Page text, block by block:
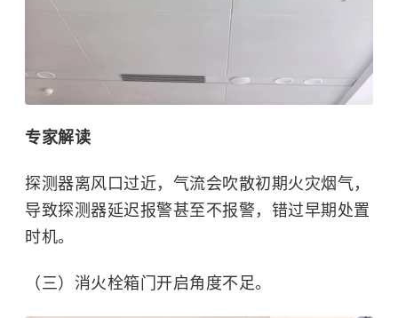
专家解读
探测器离风口过近，气流会吹散初期火灾烟气，
导致探测器延迟报警甚至不报警，错过早期处置
时机。
（三）消火栓箱门开启角度不足。